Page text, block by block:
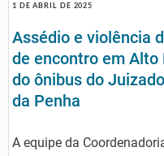
1 DE ABRIL DE 2025
Assédio e violência
de encontro em Alto
do ônibus do
da Penha
A equipe da